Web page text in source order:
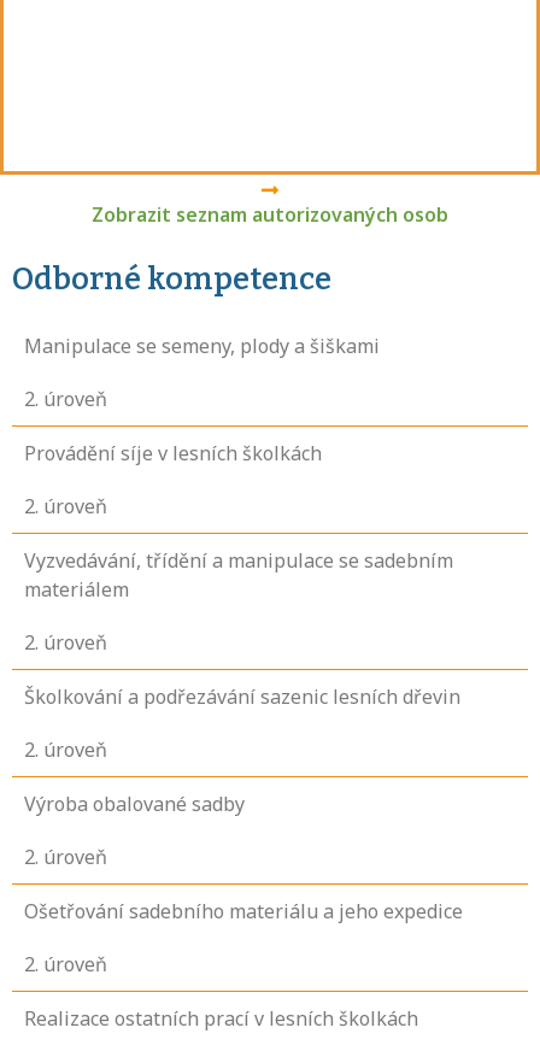
Zobrazit seznam autorizovaných osob
Odborné kompetence
Manipulace se semeny, plody a šiškami
2. úroveň
Provádění síje v lesních školkách
2. úroveň
Vyzvedávání, třídění a manipulace se sadebním
materiálem
2. úroveň
Školkování a podřezávání sazenic lesních dřevin
2. úroveň
Výroba obalované sadby
2. úroveň
Ošetřování sadebního materiálu a jeho expedice
2. úroveň
Realizace ostatních prací v lesních školkách